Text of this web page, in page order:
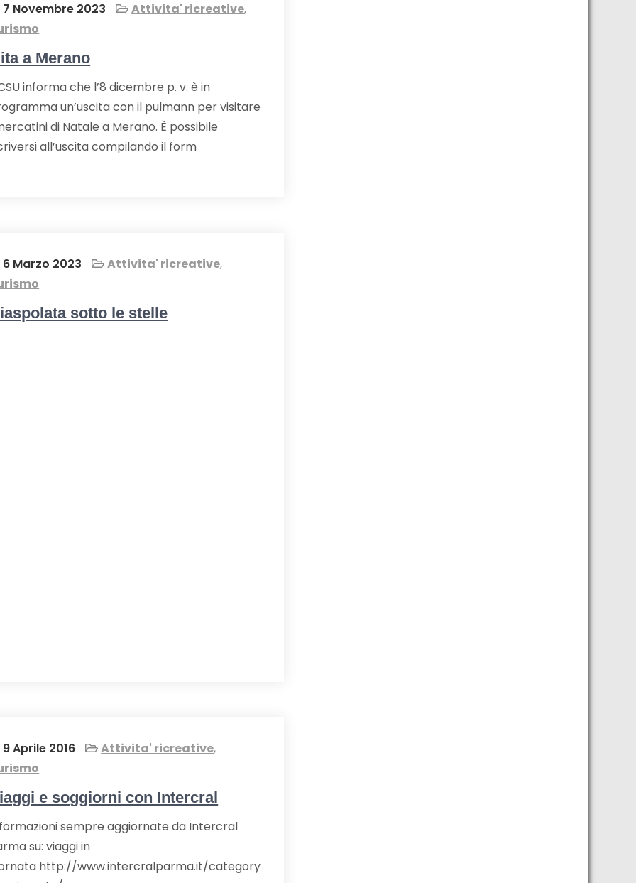
7 Novembre 2023 Attivita' ricreative,
a Merano
informa che l’8 dicembre p. v. è in
un’uscita con il pulmann per visitare
di Natale a Merano. È possibile
all’uscita compilando il form
6 Marzo 2023 Attivita' ricreative,
sotto le stelle
9 Aprile 2016 Attivita' ricreative,
e soggiorni con Intercral
sempre aggiornate da Intercral
su: viaggi in
http://www.intercralparma.it/category